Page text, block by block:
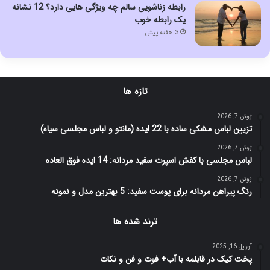
رابطه زناشویی سالم چه ویژگی هایی دارد؟ 12 نشانه
یک رابطه خوب
3 هفته پیش
تازه ها
ژوئن 7, 2026
تزیین لباس مشکی ساده با 22 ایده (مانتو و لباس مجلسی سیاه)
ژوئن 7, 2026
لباس مجلسی با کفش اسپرت سفید مردانه: 14 ایده فوق العاده
ژوئن 7, 2026
رنگ پیراهن مردانه برای پوست سفید: 5 بهترین مدل و نمونه
ترند شده ها
آوریل 16, 2025
پخت کیک در قابلمه با آب+ فوت و فن و نکات